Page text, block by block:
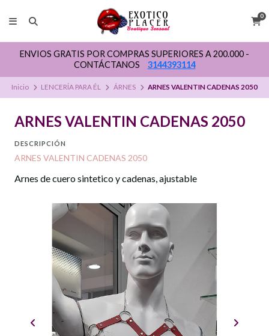
0
ENVIOS GRATIS POR COMPRAS SUPERIORES A 200.000 -
CONTÁCTANOS
3144393114
Inicio LENCERÍA PARA ÉL ÁRNES ARNES VALENTIN CADENAS 2050
ARNES VALENTIN CADENAS 2050
DESCRIPCIÓN
ARNES VALENTIN CADENAS 2050
Arnes de cuero sintetico y cadenas, ajustable